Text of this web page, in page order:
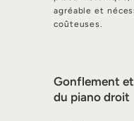
agréable et
coûteuses.
Gonflement
du piano droit